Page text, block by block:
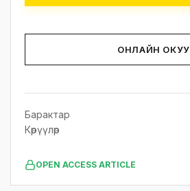
ОНЛАЙН ОКУУ
Барактар
Көрүүлөр
OPEN ACCESS ARTICLE